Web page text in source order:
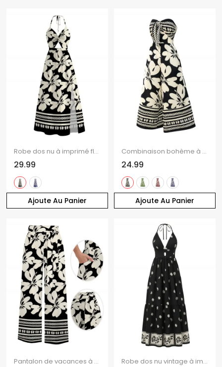
Ajoute Au Panier
Robe dos nu à imprimé floral tribal frangipanier, découpe torsadée et nœud papillon fendue, idéale pour les vacances à Hawaï
29.99
Ajoute Au Panier
Combinaison bohème à jambes larges, imprimé floral abstrait tribal colorblock, nœud papillon, épaules dénudées
24.99
Pantalon de vacances à Hawaï, imprimé floral tribal hibiscus, poches, jambes larges, ceinture Robe dos nu vintage à imprimé floral intégral, robe de vacances